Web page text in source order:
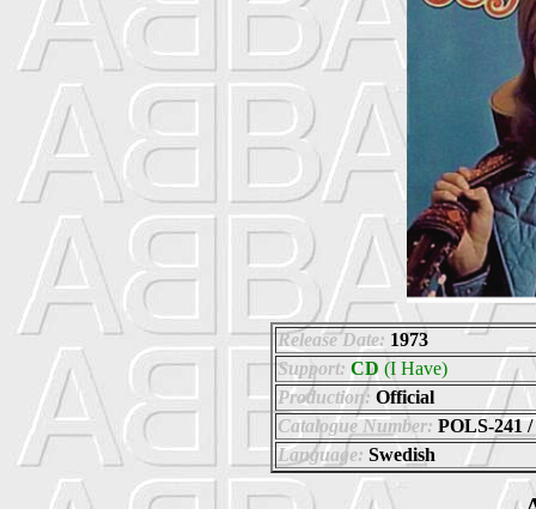
Release Date: 1973
Support: CD (I Have)
Production: Official
Catalogue Number: POLS-241 /
Language: Swedish